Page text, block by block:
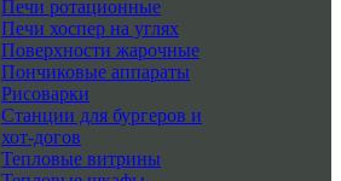
Печи ротационные
Печи хоспер на углях
Поверхности жарочные
Пончиковые аппараты
Рисоварки
Станции для бургеров и
хот-догов
Тепловые витрины